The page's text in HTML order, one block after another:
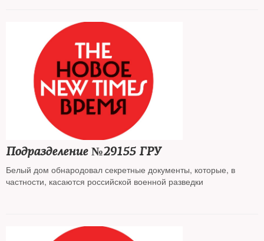
Подразделение №29155 ГРУ
Белый дом обнародовал секретные документы, которые, в
частности, касаются российской военной разведки